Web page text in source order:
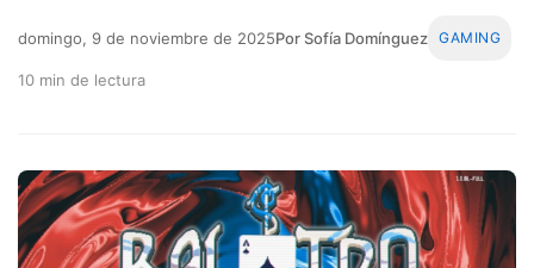
domingo, 9 de noviembre de 2025Por Sofía Domínguez GAMING
10 min de lectura